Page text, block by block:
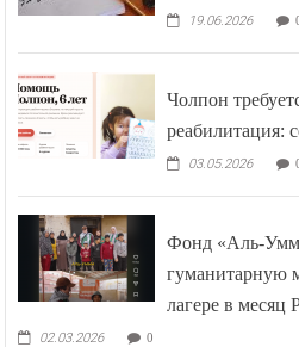
19.06.2026
Чолпон
реабилитация:
03.05.2026
Фонд «Аль-
гуманитарную
лагере в месяц
02.03.2026 0